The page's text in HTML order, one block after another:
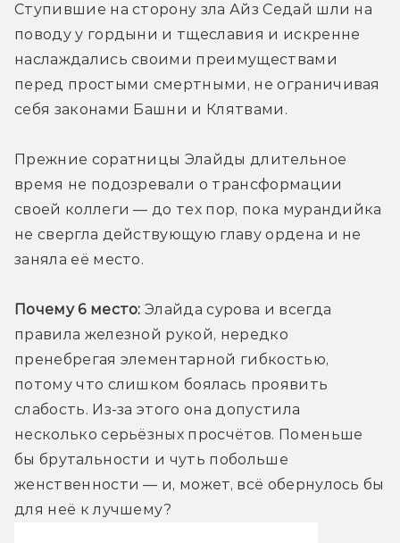
Ступившие на сторону зла Айз Седай шли на
поводу у гордыни и тщеславия и искренне
наслаждались своими преимуществами
перед простыми смертными, не ограничивая
себя законами Башни и Клятвами.
Прежние соратницы Элайды длительное
время не подозревали о трансформации
своей коллеги — до тех пор, пока мурандийка
не свергла действующую главу ордена и не
заняла её место.
Почему 6 место: Элайда сурова и всегда
правила железной рукой, нередко
пренебрегая элементарной гибкостью,
потому что слишком боялась проявить
слабость. Из-за этого она допустила
несколько серьёзных просчётов. Поменьше
бы брутальности и чуть побольше
женственности — и, может, всё обернулось бы
для неё к лучшему?